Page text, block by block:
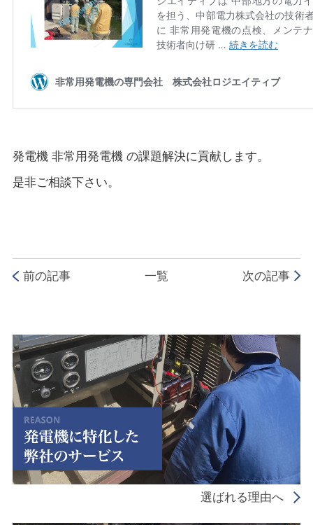
発電機 非常用発電機 の課題解決に貢献します。
是非ご相談下さい。
前の記事 一覧 次の記事
選ばれる理由へ